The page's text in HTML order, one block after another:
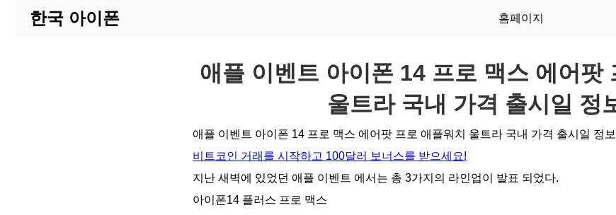
한국 아이폰 홈페이지
애플 이벤트 아이폰 14 프로 맥스 에어팟
울트라 국내 가격 출시일 정
애플 이벤트 아이폰 14 프로 맥스 에어팟 프로 애플워치 울트라 국내 가격 출시일 정보
비트코인 거래를 시작하고 100달러 보너스를 받으세요!
지난 새벽에 있었던 애플 이벤트 에서는 총 3가지의 라인업이 발표 되었다.
아이폰14 플러스 프로 맥스